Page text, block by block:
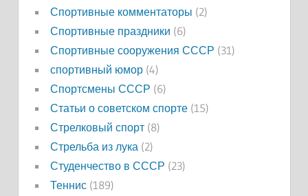
Спортивные комментаторы (2)
Спортивные праздники (6)
Спортивные сооружения СССР (31)
спортивный юмор(4)
Спортсмены СССР (6)
Статьи о советском спорте(15)
Стрелковый спорт(8)
Стрельба из лука (2)
Студенчество в СССР (23)
Теннис(189)